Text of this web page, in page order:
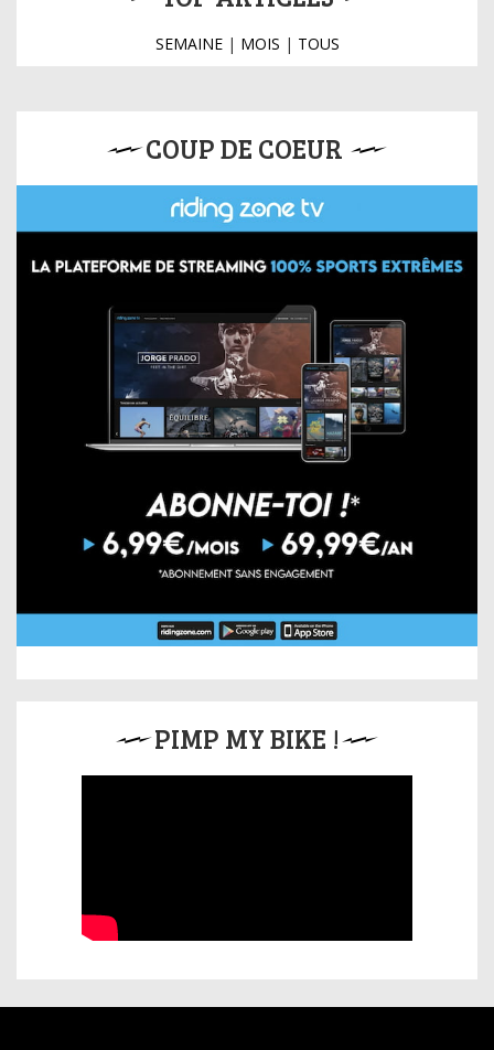
SEMAINE| MOIS | TOUS
COUP DE COEUR
PIMP MY BIKE !